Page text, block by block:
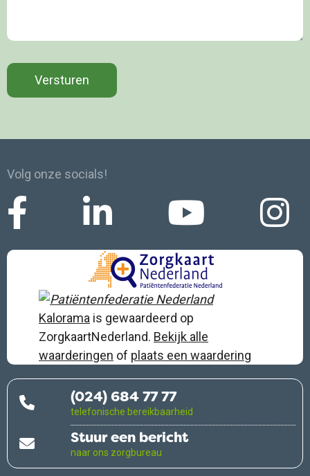
Volg onze socials!
Kalorama is gewaardeerd op
ZorgkaartNederland. Bekijk alle
waarderingen of plaats een waardering
(024) 684 77 77
telefonische bereikbaarheid
Stuur een bericht
naar ons zorgbureau